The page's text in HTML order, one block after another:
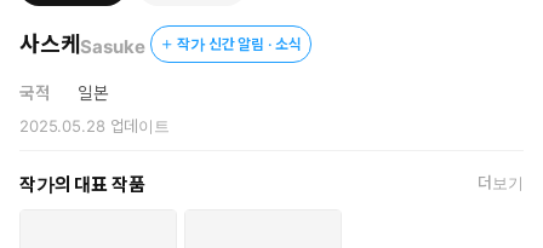
사스케 Sasuke 작가 신간 알림 · 소식
국적 일본
2025.05.28 업데이트
작가의 대표 작품 더보기